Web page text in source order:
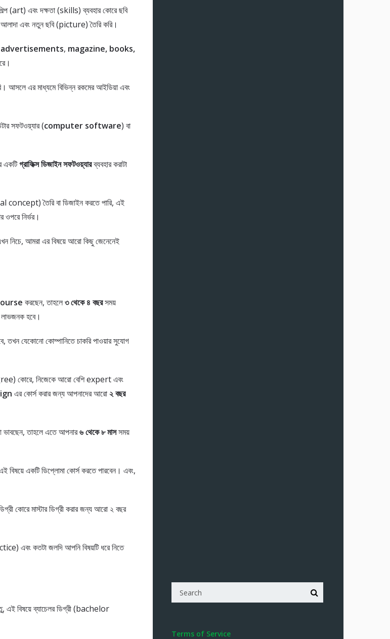
(art) এবং দক্ষতা (skills) ব্যবহার কোরে ছবি
এবং নতুন ছবি (picture) তৈরি করি।
advertisements, magazine, books,
আসলে এর মাধ্যমে বিভিন্ন রকমের আইডিয়া এবং
সফটওয়্যার (computer software) বা
একটিগ্রাফিক্স ডিজাইন সফটওয়্যারব্যবহার করাটা
concept) তৈরি বা ডিজাইন করতে পারি, এই
ওপরে নির্ভর।
নিচে, আমরা এর বিষয়ে আরো কিছু জেনেনেই
করছেন, তাহলে৩ থেকে ৪ বছরসময়
হবে।
তখন যেকোনো কোম্পানিতে চাকরি পাওয়ার সুযোগ
কোরে, নিজেকে আরো বেশি expert এবং
এর কোর্স করার জন্য আপনাদের আরো২ বছর
ভাবছেন, তাহলে এতে আপনার৬ থেকে ৮ মাসসময়
বিষয়ে একটি ডিপ্লোমা কোর্স করতে পারবেন। এবং,
কোরে মাস্টার ডিগ্রী করার জন্য আরো ২ বছর
এবং কতটা জলদি আপনি বিষয়টি ধরে নিতে
এই বিষয়ে ব্যাচেলর ডিগ্রী (bachelor
Terms of Service